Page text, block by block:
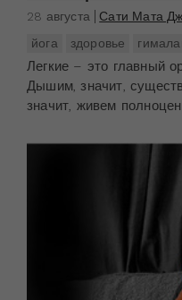
28 августа Сати Мата
йога
здоровье
Легкие – это главный
Дышим, значит,
значит, живем